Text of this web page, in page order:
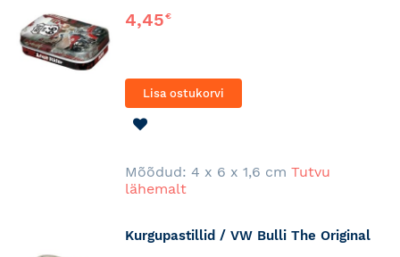
4,45€
Lisa ostukorvi
Mõõdud: 4 x 6 x 1,6 cm Tutvu
lähemalt
Kurgupastillid / VW Bulli The Original